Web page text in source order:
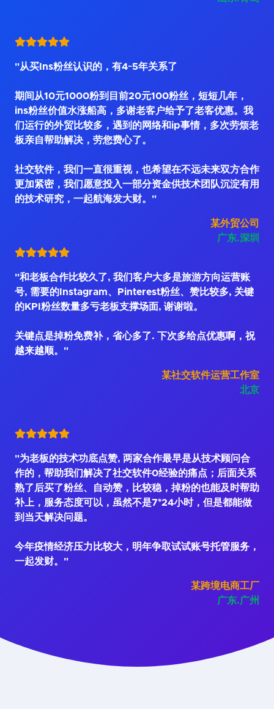
"从买Ins粉丝认识的，有4~5年关系了
期间从10元1000粉到目前20元100粉丝，短短几年，
ins粉丝价值水涨船高，多谢老客户给予了老客优惠。我
们运行的外贸比较多，遇到的网络和ip事情，多次劳烦老
板亲自帮助解决，劳您费心了。
社交软件，我们一直很重视，也希望在不远未来双方合作
更加紧密，我们愿意投入一部分资金供技术团队沉淀有用
的技术研究，一起航海发大财。"
某外贸公司
广东.深圳
"和老板合作比较久了, 我们客户大多是旅游方向运营账
号, 需要的Instagram、Pinterest粉丝、赞比较多, 关键
的KPI粉丝数量多亏老板支撑场面, 谢谢啦。
关键点是掉粉免费补，省心多了. 下次多给点优惠啊，祝
越来越顺。"
某社交软件运营工作室
北京
"为老板的技术功底点赞, 两家合作最早是从技术顾问合
作的，帮助我们解决了社交软件0经验的痛点；后面关系
熟了后买了粉丝、自动赞，比较稳，掉粉的也能及时帮助
补上，服务态度可以，虽然不是7*24小时，但是都能做
到当天解决问题。
今年疫情经济压力比较大，明年争取试试账号托管服务，
一起发财。"
某跨境电商工厂
广东.广州